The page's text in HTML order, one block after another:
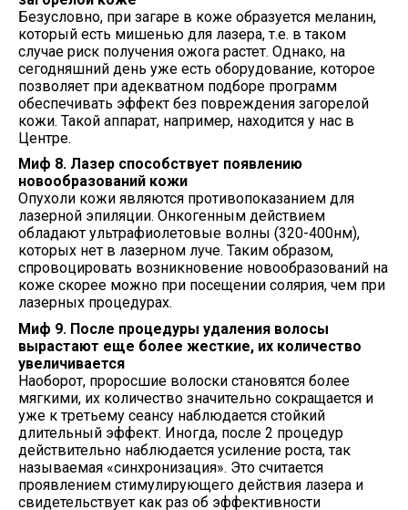
Безусловно, при загаре в коже образуется меланин,
который есть мишенью для лазера, т.е. в таком
случае риск получения ожога растет. Однако, на
сегодняшний день уже есть оборудование, которое
позволяет при адекватном подборе программ
обеспечивать эффект без повреждения загорелой
кожи. Такой аппарат, например, находится у нас в
Центре.
Миф 8. Лазер способствует появлению
новообразований кожи
Опухоли кожи являются противопоказанием для
лазерной эпиляции. Онкогенным действием
обладают ультрафиолетовые волны (320-400нм),
которых нет в лазерном луче. Таким образом,
спровоцировать возникновение новообразований на
коже скорее можно при посещении солярия, чем при
лазерных процедурах.
Миф 9. После процедуры удаления волосы
вырастают еще более жесткие, их количество
увеличивается
Наоборот, проросшие волоски становятся более
мягкими, их количество значительно сокращается и
уже к третьему сеансу наблюдается стойкий
длительный эффект. Иногда, после 2 процедур
действительно наблюдается усиление роста, так
называемая «синхронизация». Это считается
проявлением стимулирующего действия лазера и
свидетельствует как раз об эффективности